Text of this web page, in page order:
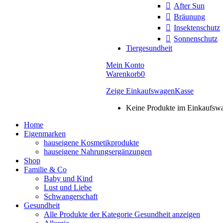
After Sun
Bräunung
Insektenschutz
Sonnenschutz
Tiergesundheit
Mein Konto
Warenkorb0
Zeige EinkaufswagenKasse
Keine Produkte im
Home
Eigenmarken
hauseigene Kosmetikprodukte
hauseigene Nahrungsergänzungen
Shop
Familie & Co
Baby und Kind
Lust und Liebe
Schwangerschaft
Gesundheit
Alle Produkte der Kategorie Gesundheit anzeigen